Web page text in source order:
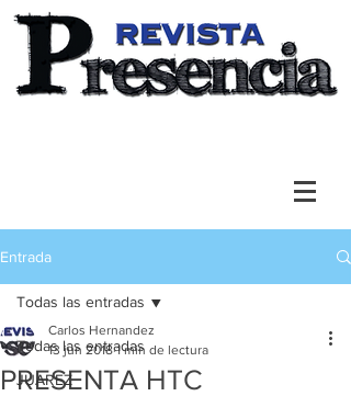
Entrada
Todas las entradas
JUAREZ
Todas las entradas
PRESENTA HTC
Carlos Hernandez
13 jun 2018 1 min de lectura